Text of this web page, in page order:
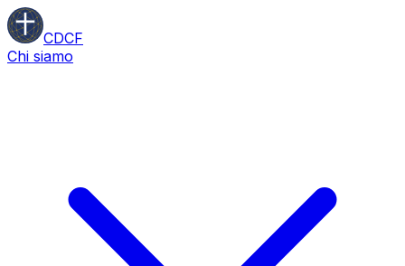
CDCF
Chi siamo